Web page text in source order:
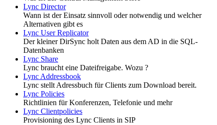
Lync Director
Wann ist der Einsatz sinnvoll oder notwendig und welcher
Alternativen gibt es
Lync User Replicator
Der kleiner DirSync holt Daten aus dem AD in die SQL-
Datenbanken
Lync Share
Lync braucht eine Dateifreigabe. Wozu ?
Lync Addressbook
Lync stellt Adressbuch für Clients zum Download bereit.
Lync Policies
Richtlinien für Konferenzen, Telefonie und mehr
Lync Clientpolicies
Provisioning des Lync Clients in SIP